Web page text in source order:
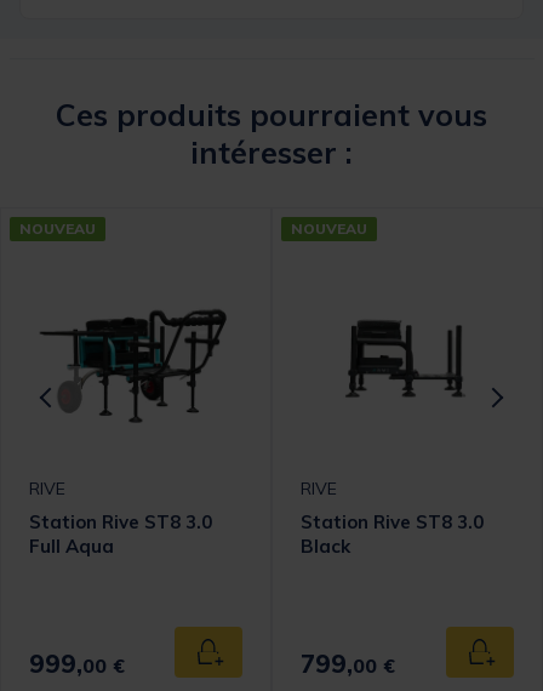
Ces produits pourraient vous
intéresser :
panier
NOUVEAU
RIVE
Station Rive ST8 3.0
Full Aqua
999,00 € Ajouter au panier
NOUVEAU
RIVE
Station Rive ST8 3.0
Black
799,00 €